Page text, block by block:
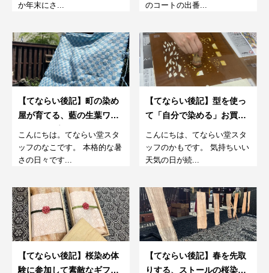
か年末にさ...
のコートの出番...
【てならい後記】町の染め
屋が育てる、藍の生葉ワー
クショップ。7月
こんにちは。てならい堂スタ
ッフのなこです。 本格的な暑
さの日々です...
【てならい後記】型を使っ
て「自分で染める」お買い
物袋。5月
こんにちは、てならい堂スタ
ッフのかもです。 気持ちいい
天気の日が続...
【てならい後記】桜染め体
験に参加して素敵なギフト
【てならい後記】春を先取
りする、ストールの桜染め